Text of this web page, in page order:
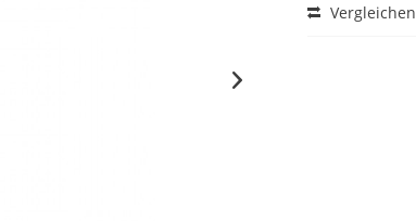
Vergleichen